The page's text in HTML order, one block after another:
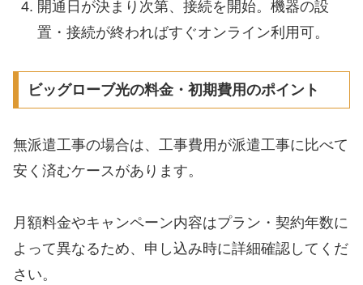
開通日が決まり次第、接続を開始。機器の設
置・接続が終わればすぐオンライン利用可。
ビッグローブ光の料金・初期費用のポイント
無派遣工事の場合は、工事費用が派遣工事に比べて
安く済むケースがあります。
月額料金やキャンペーン内容はプラン・契約年数に
よって異なるため、申し込み時に詳細確認してくだ
さい。